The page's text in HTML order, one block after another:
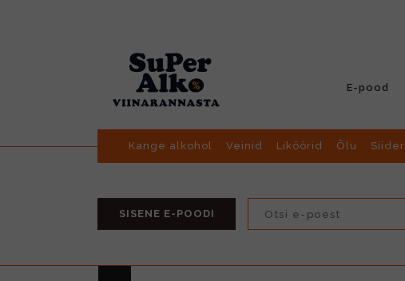
E-pood
Kange alkohol Veinid Liköörid Õlu Siider
SISENE E-POODI